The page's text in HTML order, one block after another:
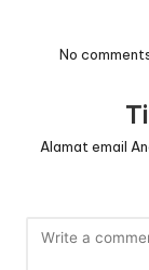
No
Alamat email